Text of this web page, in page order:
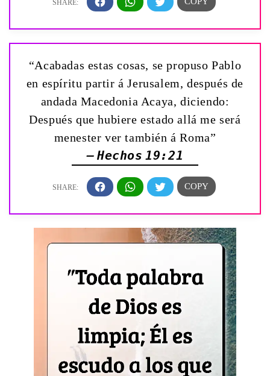
“Acabadas estas cosas, se propuso Pablo
en espíritu partir á Jerusalem, después de
andada Macedonia Acaya, diciendo:
Después que hubiere estado allá me será
menester ver también á Roma”
— Hechos 19:21